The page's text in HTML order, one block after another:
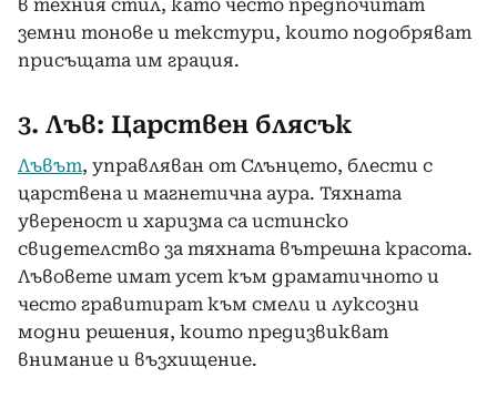
в техния стил, като често предпочитат
земни тонове и текстури, които подобряват
присъщата им грация.
3. Лъв: Царствен блясък
Лъвът, управляван от Слънцето, блести с
царствена и магнетична аура. Тяхната
увереност и харизма са истинско
свидетелство за тяхната вътрешна красота.
Лъвовете имат усет към драматичното и
често гравитират към смели и луксозни
модни решения, които предизвикват
внимание и възхищение.